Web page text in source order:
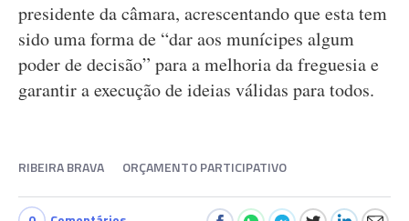
presidente da câmara, acrescentando que esta tem
sido uma forma de “dar aos munícipes algum
poder de decisão” para a melhoria da freguesia e
garantir a execução de ideias válidas para todos.
RIBEIRA BRAVA ORÇAMENTO PARTICIPATIVO